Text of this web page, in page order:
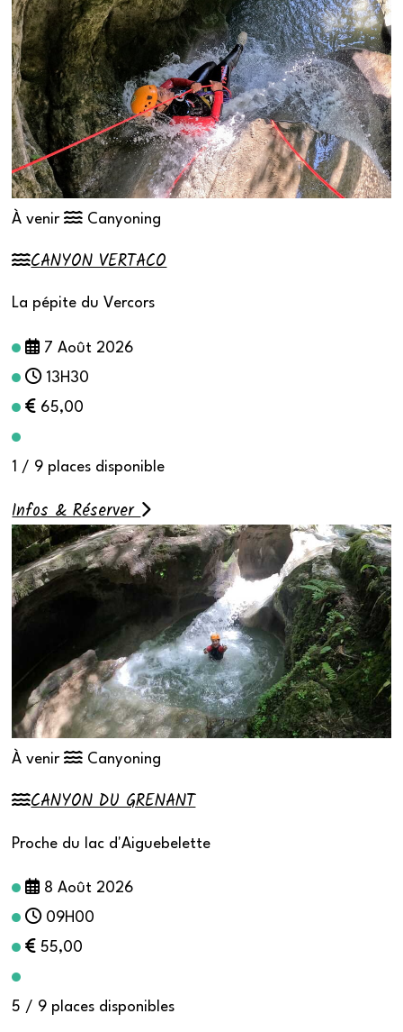
À venir Canyoning
CANYON VERTACO
La pépite du Vercors
7 Août 2026
13H30
65,00
1 / 9 places disponible
Infos & Réserver
À venir Canyoning
CANYON DU GRENANT
Proche du lac d'Aiguebelette
8 Août 2026
09H00
55,00
5 / 9 places disponibles